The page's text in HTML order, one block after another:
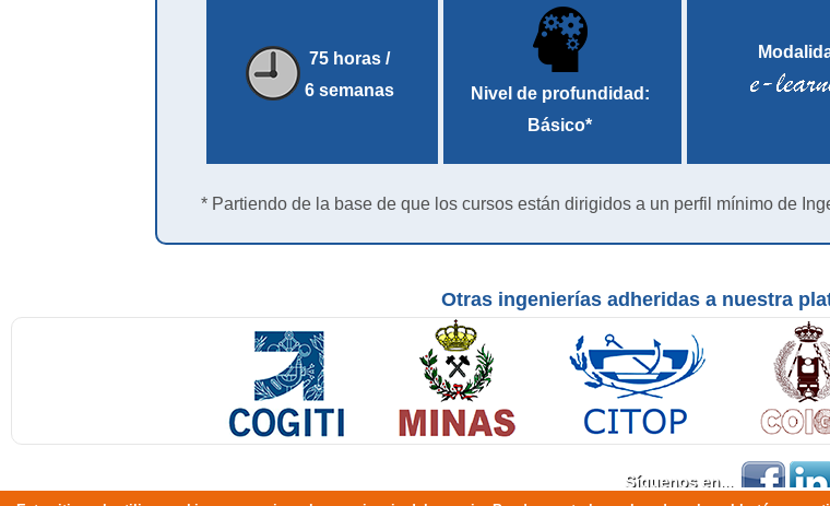
75 horas /
6 semanas
Nivel de profundidad:
Básico*
* Partiendo de la base de que los cursos están dirigidos a un perfil mínimo de
Otras ingenierías adheridas a nuestra
Síguenos en...